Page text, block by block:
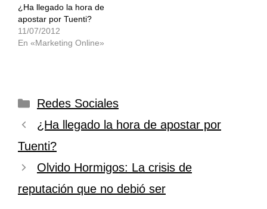
¿Ha llegado la hora de
apostar por Tuenti?
11/07/2012
En «Marketing Online»
Categorías
Redes Sociales
¿Ha llegado la hora de apostar por
Tuenti?
Olvido Hormigos: La crisis de
reputación que no debió ser